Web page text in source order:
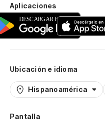
Aplicaciones
Ubicación e idioma
Hispanoamérica
Pantalla